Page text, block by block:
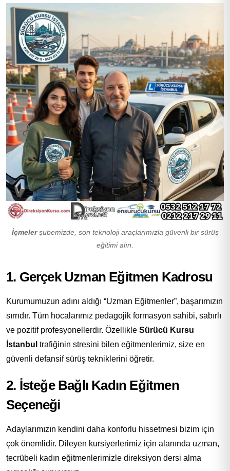
İçmelerşubemizde, son teknoloji araçlarımızla güvenli bir sürüş
eğitimi alın.
1. Gerçek Uzman Eğitmen Kadrosu
Kurumumuzun adını aldığı “Uzman Eğitmenler”, başarımızın
sırrıdır. Tüm hocalarımız pedagojik formasyon sahibi, sabırlı
ve pozitif profesyonellerdir. Özellikle Sürücü Kursu
İstanbul trafiğinin stresini bilen eğitmenlerimiz, size en
güvenli defansif sürüş tekniklerini öğretir.
2. İsteğe Bağlı Kadın Eğitmen
Seçeneği
Adaylarımızın kendini daha konforlu hissetmesi bizim için
çok önemlidir. Dileyen kursiyerlerimiz için alanında uzman,
tecrübeli kadın eğitmenlerimizle direksiyon dersi alma